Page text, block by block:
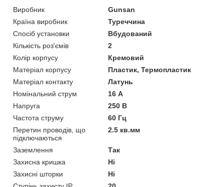
Виробник
Gunsan
Країна виробник
Туреччина
Спосіб установки
Вбудований
Кількість роз'ємів
2
Колір корпусу
Кремовий
Матеріал корпусу
Пластик, Термопластик
Матеріал контакту
Латунь
Номінальний струм
16 А
Напруга
250 В
Частота струму
60 Гц
Перетин проводів, що
підключаються
2.5 кв.мм
Заземлення
Так
Захисна кришка
Ні
Захисні шторки
Ні